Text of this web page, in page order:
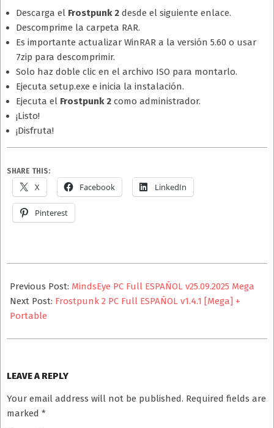
Descarga el Frostpunk 2 desde el siguiente enlace.
Descomprime la carpeta RAR.
Es importante actualizar WinRAR a la versión 5.60 o usar
7zip para descomprimir.
Solo haz doble clic en el archivo ISO para montarlo.
Ejecuta setup.exe e inicia la instalación.
Ejecuta el Frostpunk 2 como administrador.
¡Listo!
¡Disfruta!
SHARE THIS:
X Facebook LinkedIn
Pinterest
10-
14
Previous Post: MindsEye PC Full ESPAÑOL v25.09.2025 Mega
Next Post: Frostpunk 2 PC Full ESPAÑOL v1.4.1 [Mega] +
Portable
LEAVE A REPLY
Your email address will not be published. Required fields are
marked *